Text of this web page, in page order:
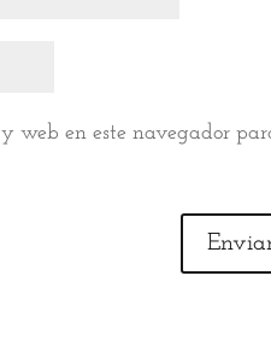
web en este navegador